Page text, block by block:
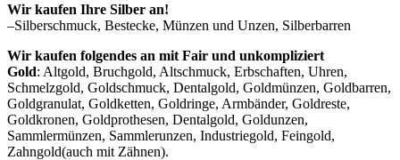
Wir kaufen Ihre Silber an!
–Silberschmuck, Bestecke, Münzen und Unzen, Silberbarren
Wir kaufen folgendes an mit Fair und unkompliziert
Gold: Altgold, Bruchgold, Altschmuck, Erbschaften, Uhren,
Schmelzgold, Goldschmuck, Dentalgold, Goldmünzen, Goldbarren,
Goldgranulat, Goldketten, Goldringe, Armbänder, Goldreste,
Goldkronen, Goldprothesen, Dentalgold, Goldunzen,
Sammlermünzen, Sammlerunzen, Industriegold, Feingold,
Zahngold(auch mit Zähnen).